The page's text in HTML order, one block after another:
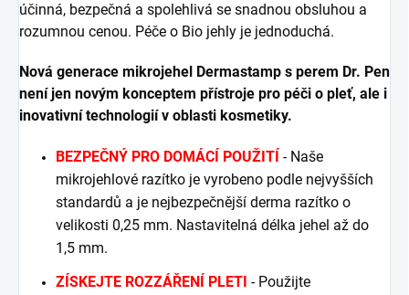
účinná, bezpečná a spolehlivá se snadnou obsluhou a
rozumnou cenou. Péče o Bio jehly je jednoduchá.
Nová generace mikrojehel Dermastamp s perem Dr. Pen
není jen novým konceptem přístroje pro péči o pleť, ale i
inovativní technologií v oblasti kosmetiky.
BEZPEČNÝ PRO DOMÁCÍ POUŽITÍ - Naše
mikrojehlové razítko je vyrobeno podle nejvyšších
standardů a je nejbezpečnější derma razítko o
velikosti 0,25 mm. Nastavitelná délka jehel až do
1,5 mm.
ZÍSKEJTE ROZZÁŘENÍ PLETI - Použijte